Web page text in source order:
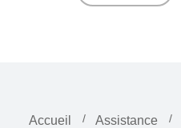
Accueil Assistance